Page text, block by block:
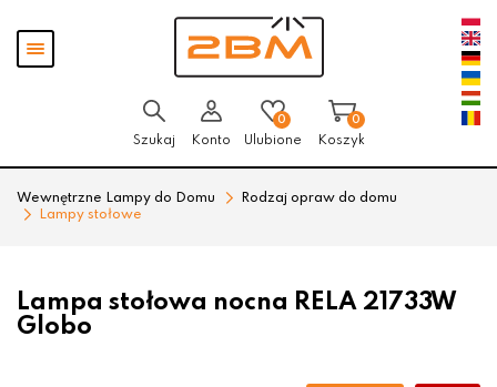
Pokaż
menu
Szukaj Konto
0
Ulubione
0
Koszyk
Wewnętrzne Lampy do Domu
Rodzaj opraw do domu
Lampy stołowe
Lampa stołowa nocna RELA 21733W
Globo